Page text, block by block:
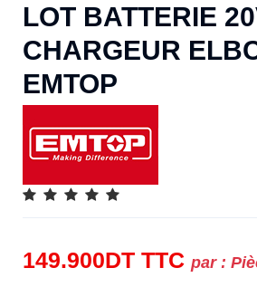
LOT BATTERIE
CHARGEUR
EMTOP
149.900DT TTC par :